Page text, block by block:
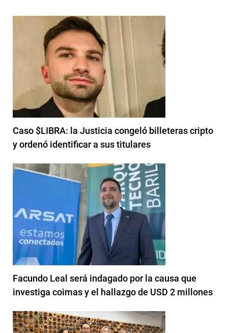
Caso $LIBRA: la Justicia congeló billeteras cripto
y ordenó identificar a sus titulares
Facundo Leal será indagado por la causa que
investiga coimas y el hallazgo de USD 2 millones